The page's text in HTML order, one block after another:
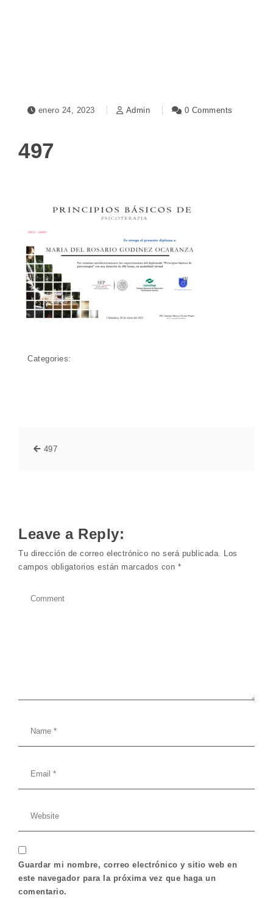
enero 24, 2023 Admin 0 Comments
497
Categories:
497
Leave a Reply:
Tu dirección de correo electrónico no será publicada. Los
campos obligatorios están marcados con *
Guardar mi nombre, correo electrónico y sitio web en
este navegador para la próxima vez que haga un
comentario.